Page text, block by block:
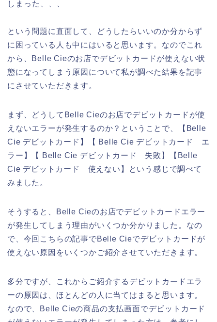
しまった、、、
という問題に直面して、どうしたらいいのか分からず
に困っている人も中にはいると思います。なのでこれ
から、Belle Cieのお店でデビットカードが使えない状
態になってしまう原因について私が調べた結果を記事
にさせていただきます。
まず、どうしてBelle Cieのお店でデビットカードが使
えないエラーが発生するのか？ということで、【Belle
Cie デビットカード】【 Belle Cie デビットカード エ
ラー】【 Belle Cie デビットカード 失敗】【Belle
Cie デビットカード 使えない】という感じで調べて
みました。
そうすると、Belle Cieのお店でデビットカードエラー
が発生してしまう理由がいくつか分かりました。なの
で、今回こちらの記事でBelle Cieでデビットカードが
使えない原因をいくつかご紹介させていただきます。
多分ですが、これからご紹介するデビットカードエラ
ーの原因は、ほとんどの人に当てはまると思います。
なので、Belle Cieの商品の支払画面でデビットカード